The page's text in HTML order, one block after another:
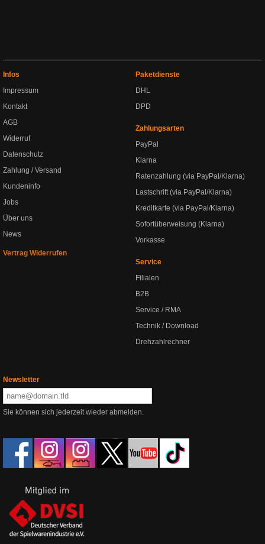
Infos
Impressum
Kontakt
AGB
Widerruf
Datenschutz
Zahlung / Versand
Kundeninfo
Jobs
Über uns
News
Vertrag Widerrufen
Paketdienste
DHL
DPD
Zahlungsarten
PayPal
Klarna
Ratenzahlung (via PayPal/Klarna)
Lastschrift (via PayPal/Klarna)
Kreditkarte (via PayPal/Klarna)
Sofortüberweisung (Klarna)
Vorkasse
Service
Filialen
B2B
Service / RMA
Technik / Download
Drehzahlrechner
Newsletter
Sie können sich jederzeit wieder abmelden.